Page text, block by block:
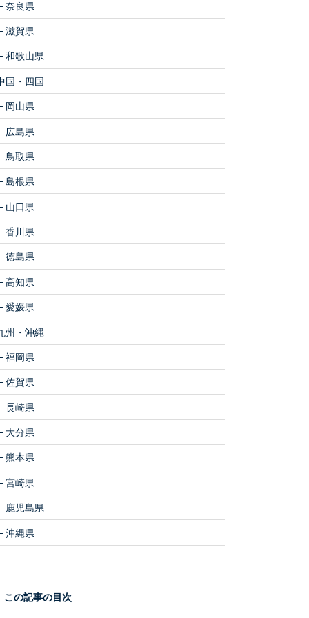
奈良県
滋賀県
和歌山県
国・四国
岡山県
広島県
鳥取県
島根県
山口県
香川県
徳島県
高知県
愛媛県
州・沖縄
福岡県
佐賀県
長崎県
大分県
熊本県
宮崎県
鹿児島県
沖縄県
この記事の目次